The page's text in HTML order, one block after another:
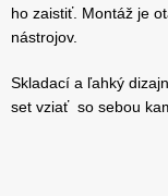
ho zaistiť. Montáž je
nástrojov.
Skladací a ľahký
set vziať so sebou